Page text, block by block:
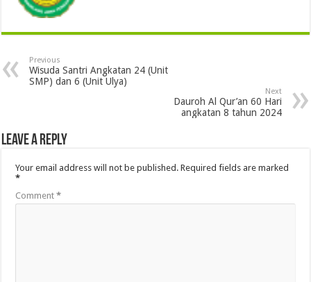
Previous
Wisuda Santri Angkatan 24 (Unit
SMP) dan 6 (Unit Ulya)
Next
Dauroh Al Qur’an 60 Hari
angkatan 8 tahun 2024
Leave a Reply
Your email address will not be published. Required fields are marked
*
Comment*